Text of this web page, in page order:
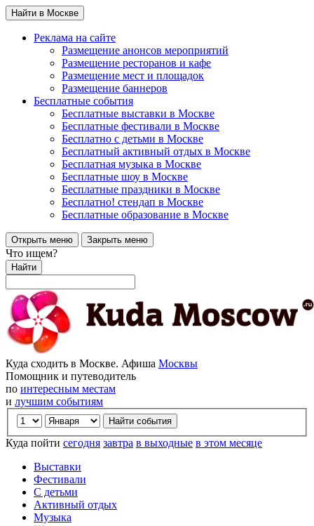
Найти в Москве
Реклама на сайте
Размещение анонсов мероприятий
Размещение ресторанов и кафе
Размещение мест и площадок
Размещение баннеров
Бесплатные события
Бесплатные выставки в Москве
Бесплатные фестивали в Москве
Бесплатно с детьми в Москве
Бесплатный активный отдых в Москве
Бесплатная музыка в Москве
Бесплатные шоу в Москве
Бесплатные праздники в Москве
Бесплатно! стендап в Москве
Бесплатные образование в Москве
Открыть меню Закрыть меню
Что ищем?
Найти
Куда сходить в Москве. Афиша Москвы
Помощник и путеводитель
по интересным местам
и лучшим событиям
Куда пойти сегодня завтра в выходные в этом месяце
Выставки
Фестивали
С детьми
Активный отдых
Музыка